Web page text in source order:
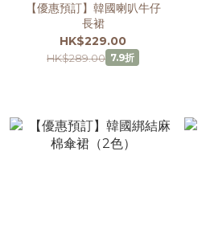
【優惠預訂】韓國喇叭牛仔
長裙
HK$229.00
HK$289.00 7.9折